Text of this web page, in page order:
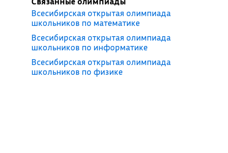
Всесибирская открытая олимпиада
школьников по математике
Всесибирская открытая олимпиада
школьников по информатике
Всесибирская открытая олимпиада
школьников по физике